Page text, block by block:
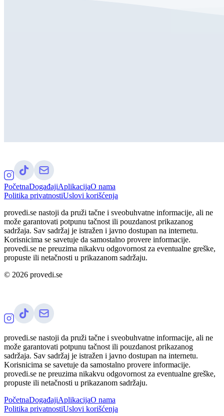
PočetnaDogađajiAplikacijaO nama
Politika privatnostiUslovi korišćenja
provedi.se nastoji da pruži tačne i sveobuhvatne informacije, ali ne
može garantovati potpunu tačnost ili pouzdanost prikazanog
sadržaja. Sav sadržaj je istražen i javno dostupan na internetu.
Korisnicima se savetuje da samostalno provere informacije.
provedi.se ne preuzima nikakvu odgovornost za eventualne greške,
propuste ili netačnosti u prikazanom sadržaju.
© 2026 provedi.se
provedi.se nastoji da pruži tačne i sveobuhvatne informacije, ali ne
može garantovati potpunu tačnost ili pouzdanost prikazanog
sadržaja. Sav sadržaj je istražen i javno dostupan na internetu.
Korisnicima se savetuje da samostalno provere informacije.
provedi.se ne preuzima nikakvu odgovornost za eventualne greške,
propuste ili netačnosti u prikazanom sadržaju.
PočetnaDogađajiAplikacijaO nama
Politika privatnostiUslovi korišćenja